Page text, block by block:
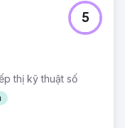
đại, cần hiện đại hóa
lập một cách bền
viên. Với số
công ty đã phải đối
việc tạo ra một
thị hiệu quả. Họ cần
web và các nỗ
thế và thúc đẩy
thị kỹ thuật số
5